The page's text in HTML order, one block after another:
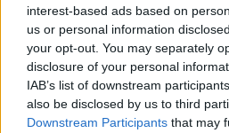
interest-based ads based on
us or personal information
your opt-out. You may separately
disclosure of your personal
IAB’s list of downstream
also be disclosed by us to third
Downstream Participants that may